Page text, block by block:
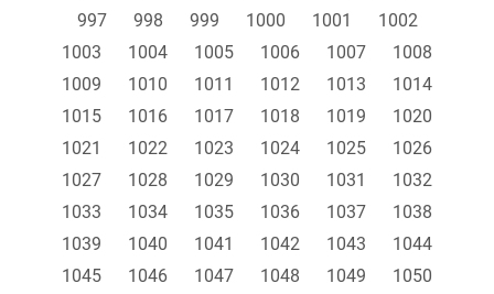
997
998 999 1000 1001
1002
1003
1004 1005 1006 1007
1008
1009
1010 1011 1012 1013
1014
1015
1016 1017 1018 1019
1020
1021
1022 1023 1024 1025
1026
1027
1028 1029 1030 1031
1032
1033
1034 1035 1036 1037
1038
1039
1040 1041 1042 1043
1044
1045
1046 1047 1048 1049
1050